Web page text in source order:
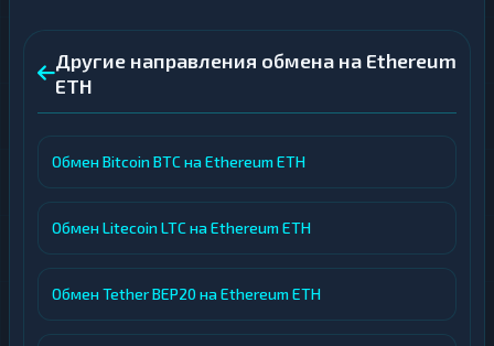
Другие направления обмена на Ethereum
ETH
Обмен Bitcoin BTC на Ethereum ETH
Обмен Litecoin LTC на Ethereum ETH
Обмен Tether BEP20 на Ethereum ETH